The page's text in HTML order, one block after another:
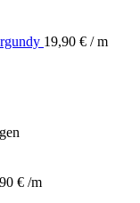
19,90 € / m
€ /m